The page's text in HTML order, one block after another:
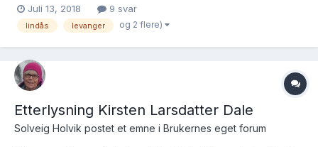
handelsbetjent hjå brennevinshandlar Christopher Munthe i
Stølegaten i Sandviken, Bergen, men 12.11.1871...
Juli 13, 2018 9 svar
lindås levanger og 2 flere)
Etterlysning Kirsten Larsdatter Dale
Solveig Holvik postet et emne i Brukernes eget forum